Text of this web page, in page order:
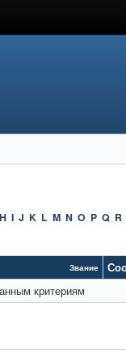
H I J K L M N O P Q R
Звание
критериям